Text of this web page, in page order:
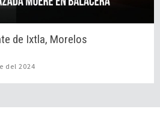
de Ixtla, Morelos
del 2024